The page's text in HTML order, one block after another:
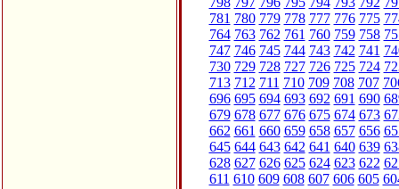
781 780 779 778 777 776 775
764 763 762 761 760 759 758
747 746 745 744 743 742 741
730 729 728 727 726 725 724
713 712 711 710 709 708 707
696 695 694 693 692 691 690
679 678 677 676 675 674 673
662 661 660 659 658 657 656
645 644 643 642 641 640 639
628 627 626 625 624 623 622
611 610 609 608 607 606 605